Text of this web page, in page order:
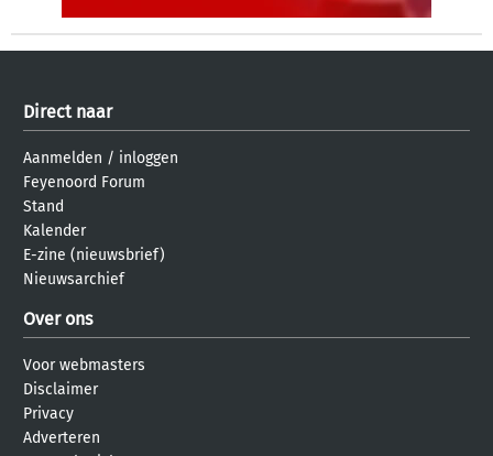
Direct naar
Aanmelden / inloggen
Feyenoord Forum
Stand
Kalender
E-zine (nieuwsbrief)
Nieuwsarchief
Over ons
Voor webmasters
Disclaimer
Privacy
Adverteren